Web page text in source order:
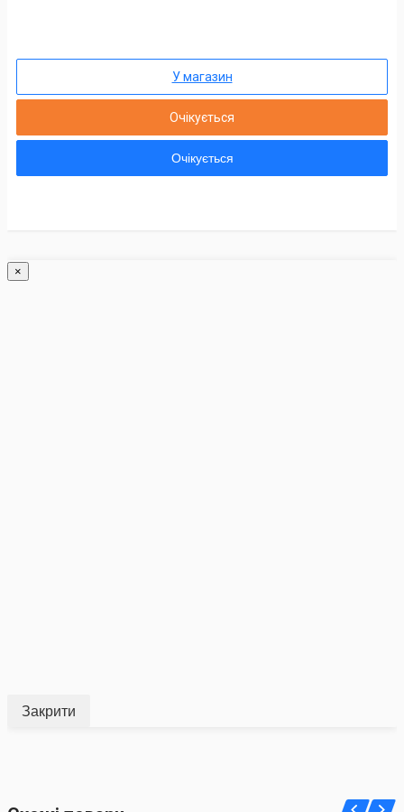
У магазин
Очікується
Очікується
×
Закрити